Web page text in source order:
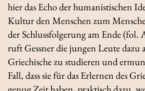
hier das Echo der humanistischen
Kultur den Menschen zum
der Schlussfolgerung am Ende (fol.
ruft Gessner die jungen Leute dazu
Griechische zu studieren und
Fall, dass sie für das Erlernen des